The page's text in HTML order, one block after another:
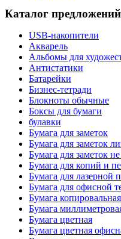
Каталог предложений
USB-накопители
Акварель
Альбомы для
Антистатики
Батарейки
Бизнес-тетради
Блокноты обычные
Боксы для бумаги
булавки
Бумага для заметок
Бумага для заметок
Бумага для заметок
Бумага для копий и
Бумага для лазерной
Бумага для офисной
Бумага копировальная
Бумага
Бумага цветная
Бумага цветная